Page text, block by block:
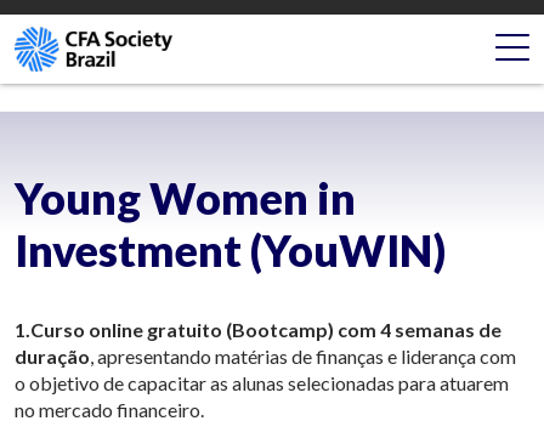
content
CFA Society Brazil
CFA SOCIETY BRAZIL Fazemos parte da rede mundial de
Societies do CFA Institute, uma organização pioneira de
Young Women in
Investment (YouWIN)
1.Curso online gratuito (Bootcamp) com 4 semanas de
duração, apresentando matérias de finanças e liderança com
o objetivo de capacitar as alunas selecionadas para atuarem
no mercado financeiro.